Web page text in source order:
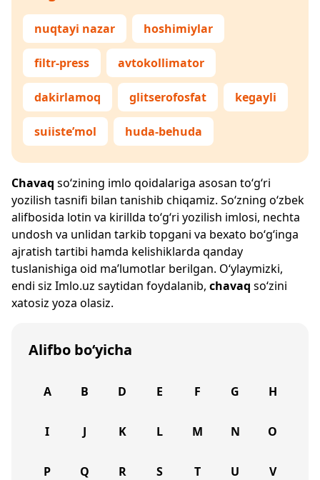
nuqtayi nazar hoshimiylar
filtr-press avtokollimator
dakirlamoq glitserofosfat kegayli
suiiste’mol huda-behuda
Chavaq so‘zining imlo qoidalariga asosan to‘g‘ri
yozilish tasnifi bilan tanishib chiqamiz. So‘zning o‘zbek
alifbosida lotin va kirillda to‘g‘ri yozilish imlosi, nechta
undosh va unlidan tarkib topgani va bexato bo‘g‘inga
ajratish tartibi hamda kelishiklarda qanday
tuslanishiga oid ma’lumotlar berilgan. O‘ylaymizki,
endi siz Imlo.uz saytidan foydalanib, chavaq so‘zini
xatosiz yoza olasiz.
Alifbo bo‘yicha
A B D E F G H
I J K L M N O
P Q R S T U V